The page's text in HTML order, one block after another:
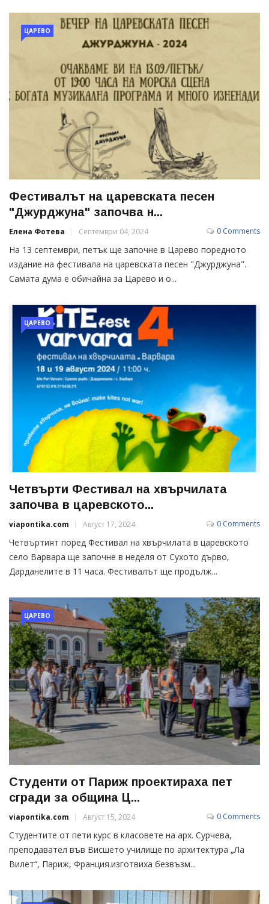
ЦАРЕВО
Фестивалът на царевската песен
"Джурджуна" започва н...
Елена Фотева Септември 04, 2024 0 Comments
На 13 септември, петък ще започне в Царево поредното
издание на фестивала на царевската песен "Джурджуна".
Самата дума е обичайна за Царево и о...
ЦАРЕВО
Четвърти Фестивал на хвърчилата
започва в царевското...
viapontika.com Август 17, 2024 0 Comments
Четвъртият поред Фестивал на хвърчилата в царевското
село Варвара ще започне в неделя от Сухото дърво,
Дарданелите в 11 часа. Фестивалът ще продълж...
ЦАРЕВО
Студенти от Париж проектираха пет
сгради за община Ц...
viapontika.com Август 15, 2024 0 Comments
Студентите от пети курс в класовете на арх. Сурчева,
преподавател във Висшето училище по архитектура „Ла
Вилет“, Париж, Франция.изготвиха безвъзм...